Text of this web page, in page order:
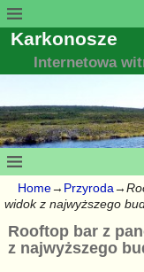
Karkonosze
Internetowa
Home→ Przyroda→
widok z najwyższego
Rooftop bar z
z najwyższego